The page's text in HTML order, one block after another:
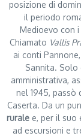
posizione di
il periodo
Medioevo con
Chiamato Vallis
ai conti
Sannita. Solo
amministrativa,
nel 1945, passò
Caserta. Da un
rurale e, per il suo
ad escursioni e